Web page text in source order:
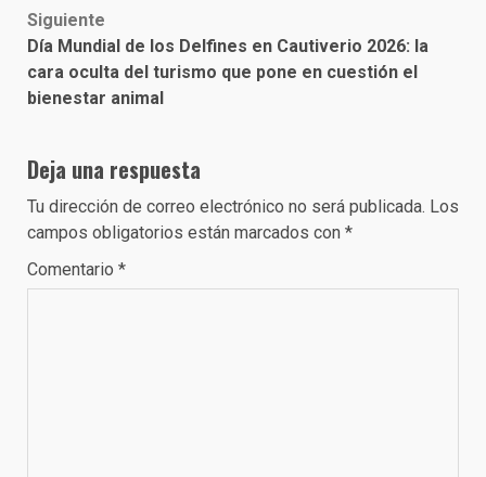
Siguiente
Día Mundial de los Delfines en Cautiverio 2026: la
cara oculta del turismo que pone en cuestión el
bienestar animal
Deja una respuesta
Tu dirección de correo electrónico no será publicada. Los
campos obligatorios están marcados con *
Comentario *